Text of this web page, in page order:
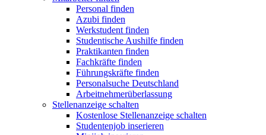
Personal finden
Azubi finden
Werkstudent finden
Studentische Aushilfe finden
Praktikanten finden
Fachkräfte finden
Führungskräfte finden
Personalsuche Deutschland
Arbeitnehmerüberlassung
Stellenanzeige schalten
Kostenlose Stellenanzeige schalten
Studentenjob inserieren